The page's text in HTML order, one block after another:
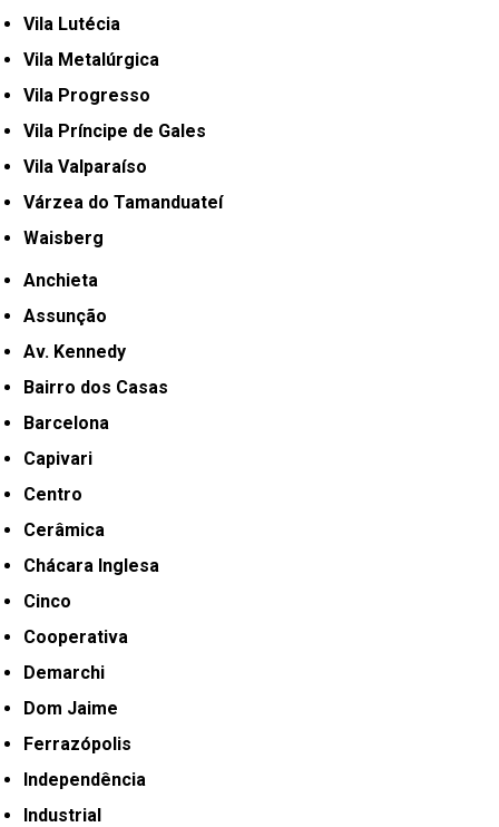
Vila Lutécia
Vila Metalúrgica
Vila Progresso
Vila Príncipe de Gales
Vila Valparaíso
Várzea do Tamanduateí
Waisberg
Anchieta
Assunção
Av. Kennedy
Bairro dos Casas
Barcelona
Capivari
Centro
Cerâmica
Chácara Inglesa
Cinco
Cooperativa
Demarchi
Dom Jaime
Ferrazópolis
Independência
Industrial